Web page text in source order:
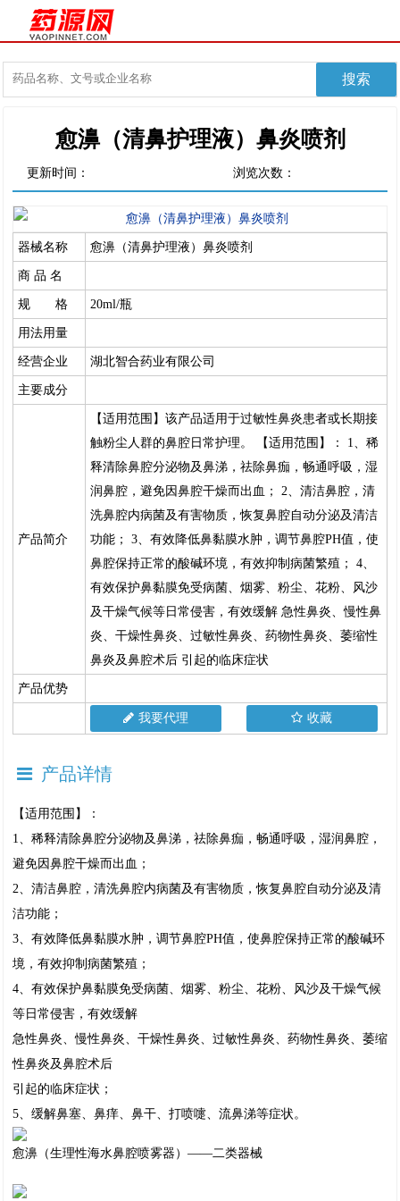
愈濞（清鼻护理液）鼻炎喷剂
更新时间： 浏览次数：
器械名称 愈濞（清鼻护理液）鼻炎喷剂
商 品 名
规 格 20ml/瓶
用法用量
经营企业 湖北智合药业有限公司
主要成分
产品简介
【适用范围】该产品适用于过敏性鼻炎患者或长期接
触粉尘人群的鼻腔日常护理。 【适用范围】： 1、稀
释清除鼻腔分泌物及鼻涕，祛除鼻痂，畅通呼吸，湿
润鼻腔，避免因鼻腔干燥而出血； 2、清洁鼻腔，清
洗鼻腔内病菌及有害物质，恢复鼻腔自动分泌及清洁
功能； 3、有效降低鼻黏膜水肿，调节鼻腔PH值，使
鼻腔保持正常的酸碱环境，有效抑制病菌繁殖； 4、
有效保护鼻黏膜免受病菌、烟雾、粉尘、花粉、风沙
及干燥气候等日常侵害，有效缓解 急性鼻炎、慢性鼻
炎、干燥性鼻炎、过敏性鼻炎、药物性鼻炎、萎缩性
鼻炎及鼻腔术后 引起的临床症状
产品优势
我要代理 收藏
产品详情
【适用范围】：
1、稀释清除鼻腔分泌物及鼻涕，祛除鼻痂，畅通呼吸，湿润鼻腔，
避免因鼻腔干燥而出血；
2、清洁鼻腔，清洗鼻腔内病菌及有害物质，恢复鼻腔自动分泌及清
洁功能；
3、有效降低鼻黏膜水肿，调节鼻腔PH值，使鼻腔保持正常的酸碱环
境，有效抑制病菌繁殖；
4、有效保护鼻黏膜免受病菌、烟雾、粉尘、花粉、风沙及干燥气候
等日常侵害，有效缓解
急性鼻炎、慢性鼻炎、干燥性鼻炎、过敏性鼻炎、药物性鼻炎、萎缩
性鼻炎及鼻腔术后
引起的临床症状；
5、缓解鼻塞、鼻痒、鼻干、打喷嚏、流鼻涕等症状。
愈濞（生理性海水鼻腔喷雾器）——二类器械